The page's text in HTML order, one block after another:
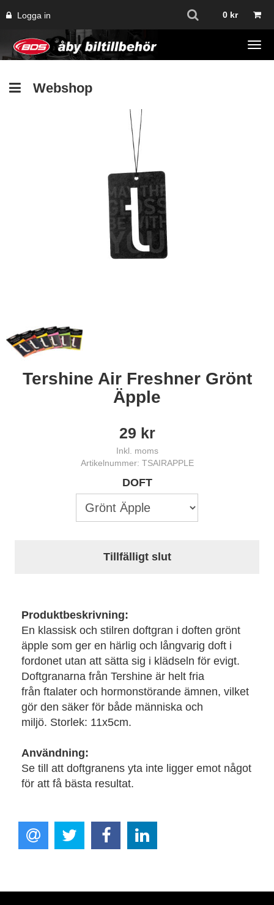
Logga in 0 kr
Webshop
Tershine Air Freshner Grönt
Äpple
29 kr
Inkl. moms
Artikelnummer: TSAIRAPPLE
DOFT
Tillfälligt slut
Produktbeskrivning:
En klassisk och stilren doftgran i doften grönt
äpple som ger en härlig och långvarig doft i
fordonet utan att sätta sig i klädseln för evigt.
Doftgranarna från Tershine är helt fria
från ftalater och hormonstörande ämnen, vilket
gör den säker för både människa och
miljö. Storlek: 11x5cm.
Användning:
Se till att doftgranens yta inte ligger emot något
för att få bästa resultat.